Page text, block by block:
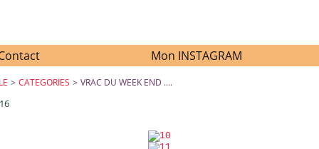
Mon INSTAGRAM
> CATEGORIES > VRAC DU WEEK END ....